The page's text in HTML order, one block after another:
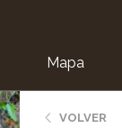
Mapa
VOLVER